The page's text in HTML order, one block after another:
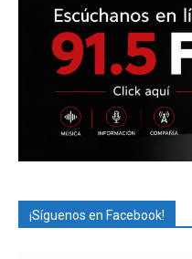
¡Síguenos en Facebook!